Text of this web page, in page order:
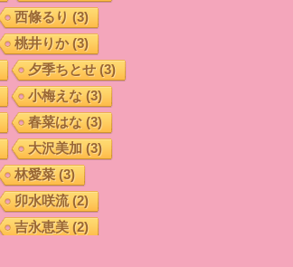
西條るり (3)
桃井りか(3)
夕季ちとせ(3)
小梅えな (3)
春菜はな (3)
大沢美加 (3)
林愛菜(3)
卯水咲流(2)
吉永恵美(2)